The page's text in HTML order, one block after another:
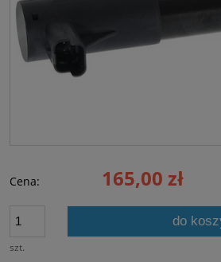
Cena: 165,00 zł
szt.
do